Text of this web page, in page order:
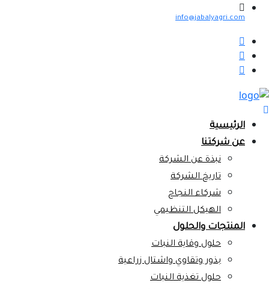
info@jabalyagri.com
الرئيسية
عن شركتنا
نبذة عن الشركة
تاريخ الشركة
شركاء النجاح
الهيكل التنظيمي
المنتجات والحلول
حلول وقاية النبات
بذور وتقاوي واشتال زراعية
حلول تغذية النبات